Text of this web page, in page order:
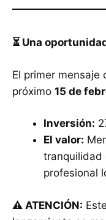
⏳ Una
El primer mensaje
próximo 15 de
Inversión:
El valor:
tranquilidad
profesional
⚠️ ATENCIÓN: